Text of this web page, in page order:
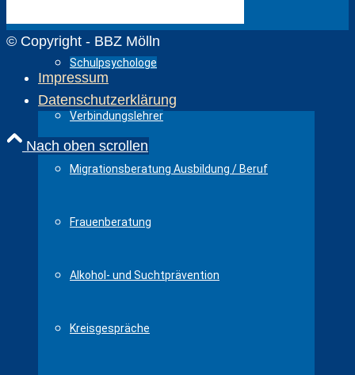
Schulpsychologe
Verbindungslehrer
Migrationsberatung Ausbildung / Beruf
Frauenberatung
Alkohol- und Suchtprävention
Kreisgespräche
© Copyright - BBZ Mölln
Impressum
Datenschutzerklärung
Nach oben scrollen